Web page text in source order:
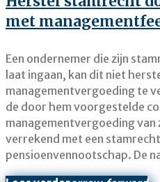
met
Een ondernemer die zijn
laat ingaan, kan dit niet
managementvergoeding te
de door hem voorgestelde
managementvergoeding
verrekend met een
pensioenvennootschap. De